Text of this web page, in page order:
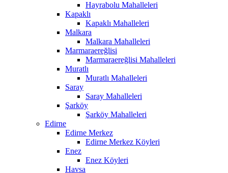
Hayrabolu Mahalleleri
Kapaklı
Kapaklı Mahalleleri
Malkara
Malkara Mahalleleri
Marmaraereğlisi
Marmaraereğlisi Mahalleleri
Muratlı
Muratlı Mahalleleri
Saray
Saray Mahalleleri
Şarköy
Şarköy Mahalleleri
Edirne
Edirne Merkez
Edirne Merkez Köyleri
Enez
Enez Köyleri
Havsa